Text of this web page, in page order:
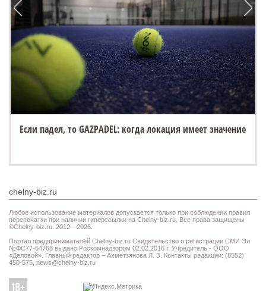
Если падел, то GAZPADEL: когда локация имеет значение
chelny-biz.ru
Любое использование материалов допускается только при соблюдении правил
перепечатки при наличии гиперссылки на Chelny-biz.ru. Все права защищены
©Chelny-biz.ru. 2012—2026.
Портал предпринимателей Chelny-biz.ru Свидетельство о регистрации СМИ Эл
№ФС77-64768 выдано Роскомнадзором 02.02.2016 г. Учредитель - ООО
«Деловой». Главный редактор – Ахметзянова Л. З. Контакты редакции: (8552)
450-575, news@chelny-biz.ru